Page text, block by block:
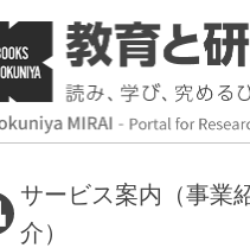
サービス案内（事業
介）